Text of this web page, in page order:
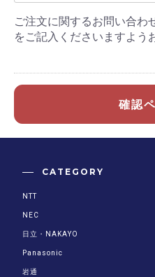
ご注文に関するお問い合わ
をご記入くださいますよう
確認
CATEGORY
NTT
NEC
日立・NAKAYO
Panasonic
岩通